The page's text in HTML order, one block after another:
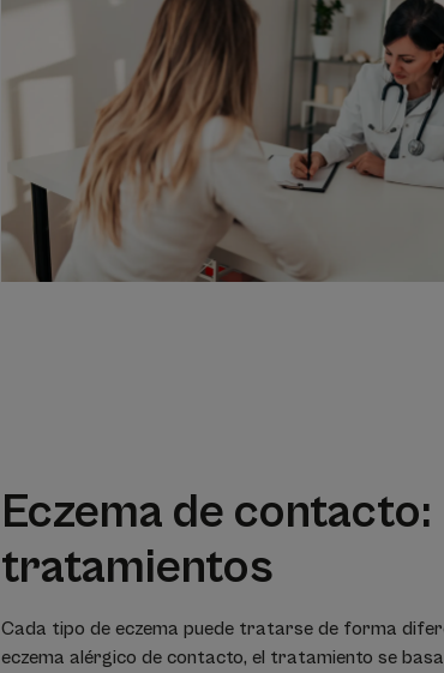
Eczema de contacto:
tratamientos
Cada tipo de eczema puede tratarse de forma
eczema alérgico de contacto, el tratamiento se